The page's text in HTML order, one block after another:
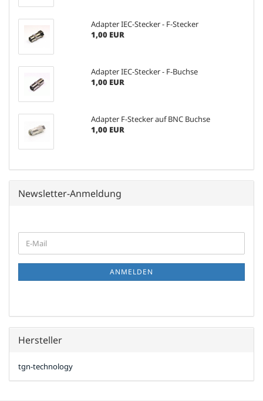
Adapter IEC-Stecker - F-Stecker
1,00 EUR
Adapter IEC-Stecker - F-Buchse
1,00 EUR
Adapter F-Stecker auf BNC Buchse
1,00 EUR
Newsletter-Anmeldung
ZUR
NEWSLETTER-
E-
Mail
ANMELDEN
Hersteller
tgn-technology